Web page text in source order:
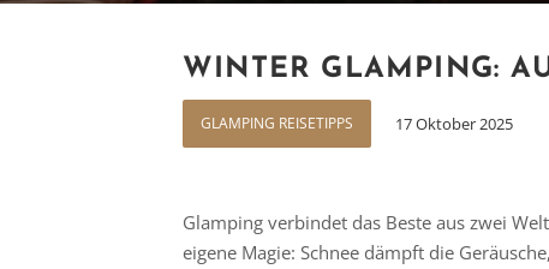
WINTER GLAMPING:
GLAMPING REISETIPPS 17 Oktober 2025
Glamping verbindet das Beste aus zwei
eigene Magie: Schnee dämpft die